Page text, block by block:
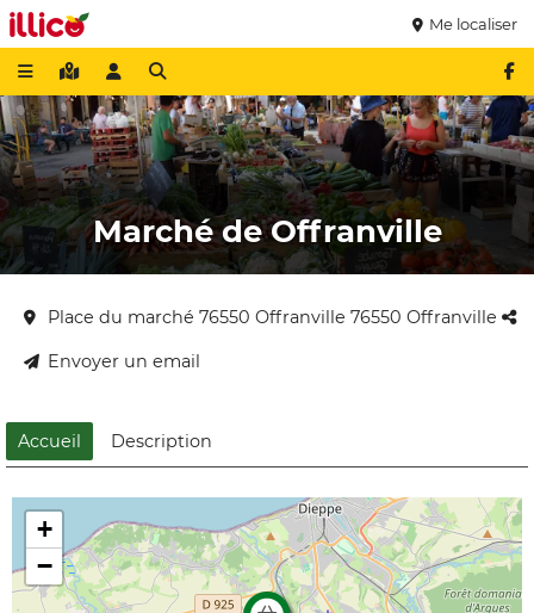
Me localiser
Marché de Offranville
Place du marché 76550 Offranville 76550 Offranville
Envoyer un email
Accueil Description
+
−